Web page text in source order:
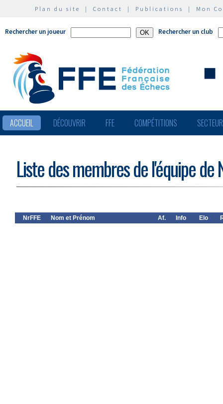
Plan du site | Contact | Publications | Mon
Rechercher un joueur Rechercher un club
ACCUEIL DÉCOUVRIR FFE COMPÉTITIONS
Liste des membres de l'équipe de
NrFFE Nom et Prénom Af. Info Elo